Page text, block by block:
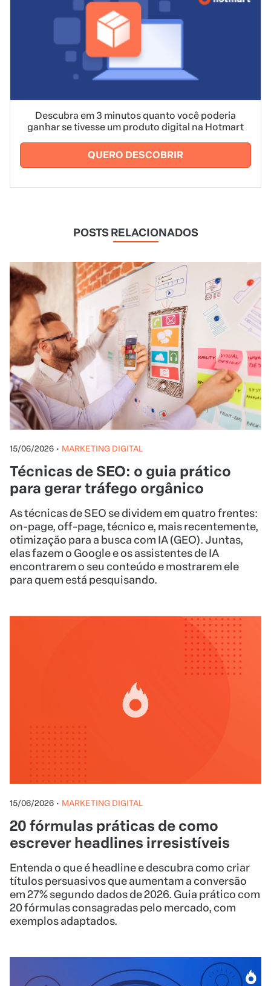
Descubra em 3 minutos quanto você poderia
ganhar se tivesse um produto digital na Hotmart
QUERO DESCOBRIR
POSTS RELACIONADOS
15/06/2026 • MARKETING DIGITAL
Técnicas de SEO: o guia prático
para gerar tráfego orgânico
As técnicas de SEO se dividem em quatro frentes:
on-page, off-page, técnico e, mais recentemente,
otimização para a busca com IA (GEO). Juntas,
elas fazem o Google e os assistentes de IA
encontrarem o seu conteúdo e mostrarem ele
para quem está pesquisando.
15/06/2026 • MARKETING DIGITAL
20 fórmulas práticas de como
escrever headlines irresistíveis
Entenda o que é headline e descubra como criar
títulos persuasivos que aumentam a conversão
em 27% segundo dados de 2026. Guia prático com
20 fórmulas consagradas pelo mercado, com
exemplos adaptados.